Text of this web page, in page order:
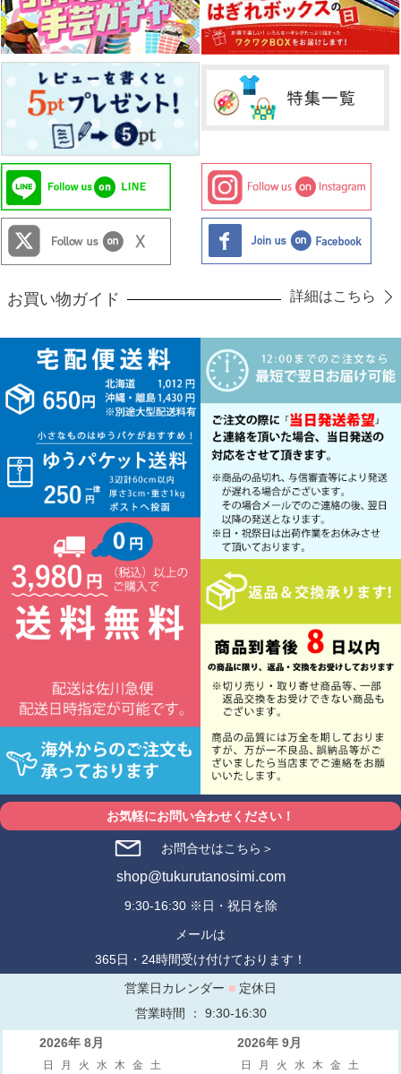
お買い物ガイド 詳細はこちら
お気軽にお問い合わせください！
お問合せはこちら＞
shop@tukurutanosimi.com
9:30-16:30 ※日・祝日を除
メールは
365日・24時間受け付けております！
営業日カレンダー ■ 定休日
営業時間 ： 9:30-16:30
2026年 8月
日 月 火 水 木 金 土
2026年 9月
日 月 火 水 木 金 土